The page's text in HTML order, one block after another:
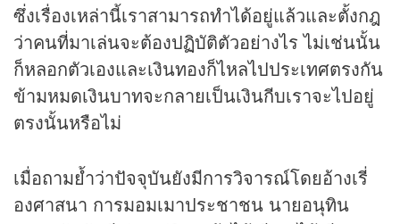
ซึ่งเรื่องเหล่านี้เราสามารถทำได้อยู่แล้วและตั้งกฎ
ว่าคนที่มาเล่นจะต้องปฏิบัติตัวอย่างไร ไม่เช่นนั้น
ก็หลอกตัวเองและเงินทองก็ไหลไปประเทศตรงกัน
ข้ามหมดเงินบาทจะกลายเป็นเงินกีบเราจะไปอยู่
ตรงนั้นหรือไม่
เมื่อถามย้ำว่าปัจจุบันยังมีการวิจารณ์โดยอ้างเรี่
องศาสนา การมอมเมาประชาชน นายอนุทิน